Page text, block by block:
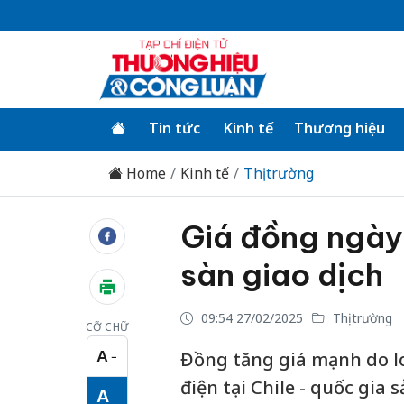
Tin tức Kinh tế Thương hiệu
Home Kinh tế Thị trường
CỠ CHỮ
A −
Cỡ chữ nhỏ
A
Giá đồng
sàn giao dịch
09:54 27/02/2025 Thị trường
Đồng tăng giá mạnh do
điện tại Chile - quốc gia